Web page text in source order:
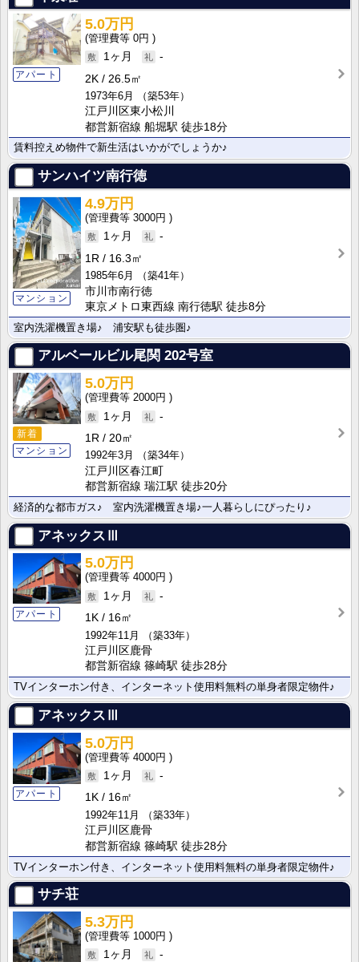
アパート
5.0万円
0円
1ヶ月
-
2K
26.5㎡
1973年6月
（築53年）
江戸川区東小松川
都営新宿線 船堀駅 徒歩18分
賃料控えめ物件で新生活はいかがでしょうか♪
サンハイツ南行徳
マンション
4.9万円
3000円
1ヶ月
-
1R
16.3㎡
1985年6月
（築41年）
市川市南行徳
東京メトロ東西線 南行徳駅 徒歩8分
室内洗濯機置き場♪ 浦安駅も徒歩圏♪
アルベールビル尾関 202号室
新着
マンション
5.0万円
2000円
1ヶ月
-
1R
20㎡
1992年3月
（築34年）
江戸川区春江町
都営新宿線 瑞江駅 徒歩20分
経済的な都市ガス♪ 室内洗濯機置き場♪一人暮らしにぴったり♪
アネックスⅢ
アパート
5.0万円
4000円
1ヶ月
-
1K
16㎡
1992年11月
（築33年）
江戸川区鹿骨
都営新宿線 篠崎駅 徒歩28分
TVインターホン付き、インターネット使用料無料の単身者限定物件♪
アネックスⅢ
アパート
5.0万円
4000円
1ヶ月
-
1K
16㎡
1992年11月
（築33年）
江戸川区鹿骨
都営新宿線 篠崎駅 徒歩28分
TVインターホン付き、インターネット使用料無料の単身者限定物件♪
サチ荘
5.3万円
1000円
1ヶ月
-